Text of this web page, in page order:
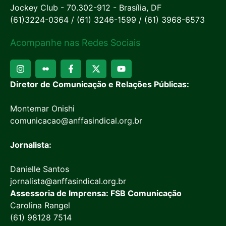
Jockey Club - 70.302-912 - Brasília, DF
(61)3224-0364 / (61) 3246-1599 / (61) 3968-6573
Acompanhe nas Redes Sociais
Diretor de Comunicação e Relações Públicas:
Montemar Onishi
comunicacao@anffasindical.org.br
Jornalista:
Danielle Santos
jornalista@anffasindical.org.br
Assessoria de Imprensa: FSB Comunicação
Carolina Rangel
(61) 98128 7514